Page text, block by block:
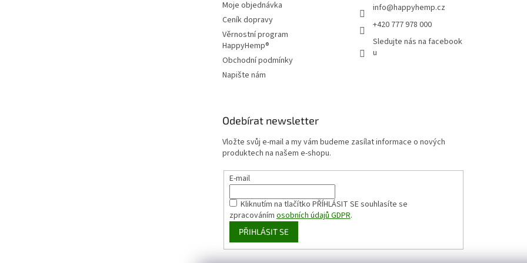
Moje objednávka
Ceník dopravy
Věrnostní program
HappyHemp®
Obchodní podmínky
Napište nám
info@happyhemp.cz
+420 777 978 000
Sledujte nás na facebook
u
Odebírat newsletter
Vložte svůj e-mail a my vám budeme zasílat informace o nových
produktech na našem e-shopu.
E-mail
Kliknutím na tlačítko PŘÍHLÁSIT SEsouhlasíte se
zpracovánímosobních údajů GDPR.
PŘIHLÁSIT SE